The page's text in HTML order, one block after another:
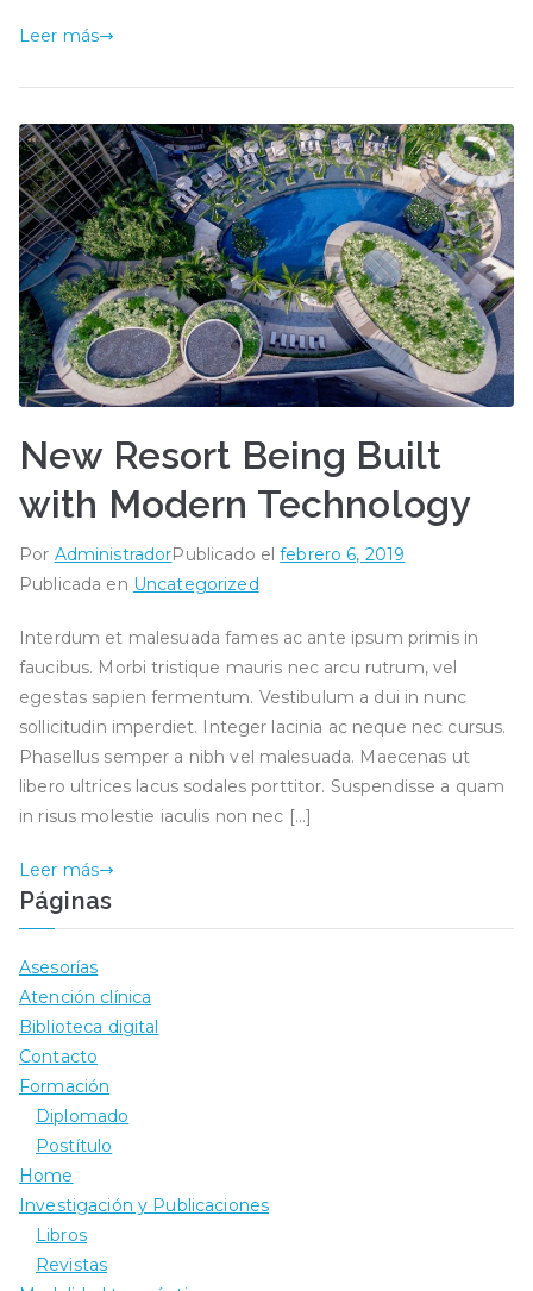
Leer más
New Resort Being Built
with Modern Technology
Por AdministradorPublicado elfebrero 6, 2019
Publicada en Uncategorized
Interdum et malesuada fames ac ante ipsum primis in
faucibus. Morbi tristique mauris nec arcu rutrum, vel
egestas sapien fermentum. Vestibulum a dui in nunc
sollicitudin imperdiet. Integer lacinia ac neque nec cursus.
Phasellus semper a nibh vel malesuada. Maecenas ut
libero ultrices lacus sodales porttitor. Suspendisse a quam
in risus molestie iaculis non nec […]
Leer más
Páginas
Asesorías
Atención clínica
Biblioteca digital
Contacto
Formación
Diplomado
Postítulo
Home
Investigación y Publicaciones
Libros
Revistas